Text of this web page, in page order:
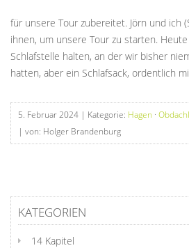
für unsere Tour zubereitet. Jörn und ich
ihnen, um unsere Tour zu starten.
Schlafstelle halten, an der wir bisher
hatten, aber ein Schlafsack, ordentlich
5. Februar 2024 | Kategorie: Hagen ·
| von: Holger Brandenburg
KATEGORIEN
14 Kapitel